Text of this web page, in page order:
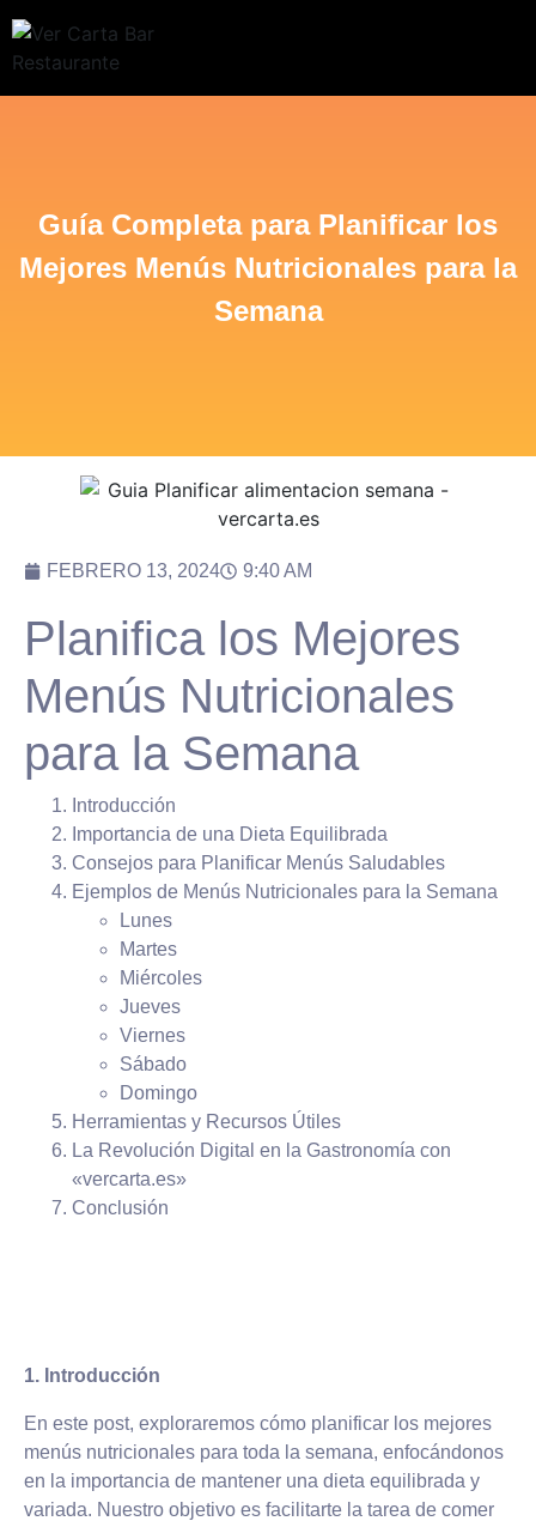
Guía Completa para Planificar los
Mejores Menús Nutricionales para la
Semana
FEBRERO 13, 2024 9:40 AM
Planifica los Mejores
Menús Nutricionales
para la Semana
Introducción
Importancia de una Dieta Equilibrada
Consejos para Planificar Menús Saludables
Ejemplos de Menús Nutricionales para la Semana
Lunes
Martes
Miércoles
Jueves
Viernes
Sábado
Domingo
Herramientas y Recursos Útiles
La Revolución Digital en la Gastronomía con
«vercarta.es»
Conclusión
1. Introducción
En este post, exploraremos cómo planificar los mejores
menús nutricionales para toda la semana, enfocándonos
en la importancia de mantener una dieta equilibrada y
variada. Nuestro objetivo es facilitarte la tarea de comer